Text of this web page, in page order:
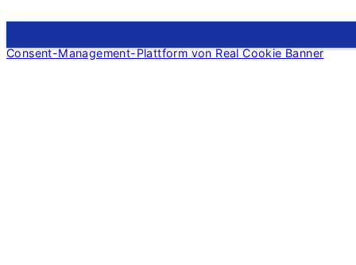
Consent-Management-Plattform von Real Cookie Banner